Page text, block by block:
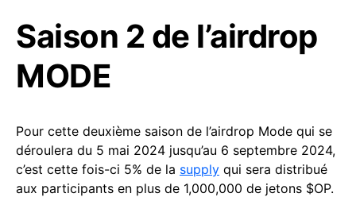
Saison 2 de l’airdrop
MODE
Pour cette deuxième saison de l’airdrop Mode qui se
déroulera du 5 mai 2024 jusqu’au 6 septembre 2024,
c’est cette fois-ci 5% de la supply qui sera distribué
aux participants en plus de 1,000,000 de jetons $OP.